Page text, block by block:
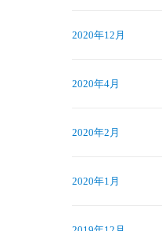
2020年12月
2020年4月
2020年2月
2020年1月